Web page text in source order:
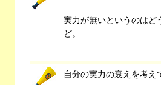
実力が無いというのはど
ど。
自分の実力の衰えを考